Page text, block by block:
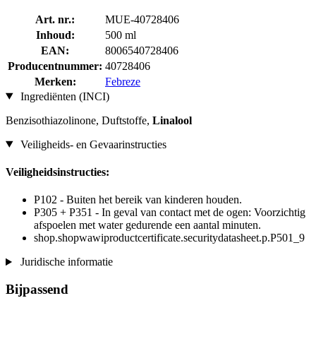
Art. nr.:
MUE-40728406
Inhoud:
500 ml
EAN:
8006540728406
Producentnummer: 40728406
Merken:
Febreze
Ingrediënten (INCI)
Benzisothiazolinone, Duftstoffe, Linalool
Veiligheids- en Gevaarinstructies
Veiligheidsinstructies:
P102 - Buiten het bereik van kinderen houden.
P305 + P351 - In geval van contact met de ogen: Voorzichtig
afspoelen met water gedurende een aantal minuten.
shop.shopwawiproductcertificate.securitydatasheet.p.P501_9
Juridische informatie
Bijpassend